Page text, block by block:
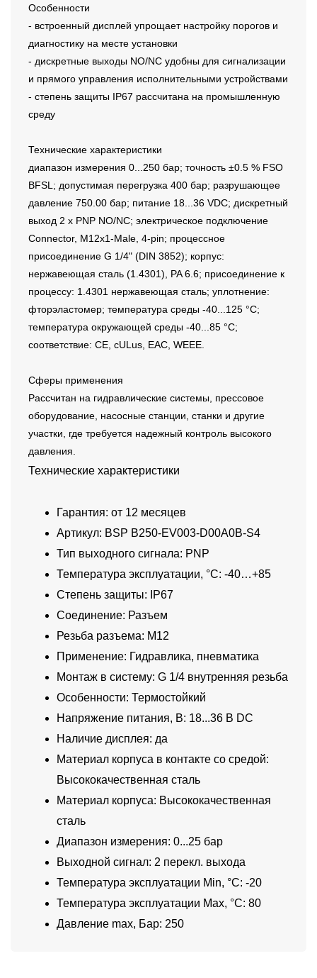
Особенности
- встроенный дисплей упрощает настройку порогов и
диагностику на месте установки
- дискретные выходы NO/NC удобны для сигнализации
и прямого управления исполнительными устройствами
- степень защиты IP67 рассчитана на промышленную
среду
Технические характеристики
диапазон измерения 0...250 бар; точность ±0.5 % FSO
BFSL; допустимая перегрузка 400 бар; разрушающее
давление 750.00 бар; питание 18...36 VDC; дискретный
выход 2 x PNP NO/NC; электрическое подключение
Connector, M12x1-Male, 4-pin; процессное
присоединение G 1/4" (DIN 3852); корпус:
нержавеющая сталь (1.4301), PA 6.6; присоединение к
процессу: 1.4301 нержавеющая сталь; уплотнение:
фторэластомер; температура среды -40...125 °C;
температура окружающей среды -40...85 °C;
соответствие: CE, cULus, EAC, WEEE.
Сферы применения
Рассчитан на гидравлические системы, прессовое
оборудование, насосные станции, станки и другие
участки, где требуется надежный контроль высокого
давления.
Технические характеристики
Гарантия: от 12 месяцев
Артикул: BSP B250-EV003-D00A0B-S4
Тип выходного сигнала: PNP
Температура эксплуатации, °C: -40…+85
Степень защиты: IP67
Соединение: Разъем
Резьба разъема: M12
Применение: Гидравлика, пневматика
Монтаж в систему: G 1/4 внутренняя резьба
Особенности: Термостойкий
Напряжение питания, В: 18...36 В DC
Наличие дисплея: да
Материал корпуса в контакте со средой:
Высококачественная сталь
Материал корпуса: Высококачественная
сталь
Диапазон измерения: 0...25 бар
Выходной сигнал: 2 перекл. выхода
Температура эксплуатации Min, °C: -20
Температура эксплуатации Max, °C: 80
Давление max, Бар: 250